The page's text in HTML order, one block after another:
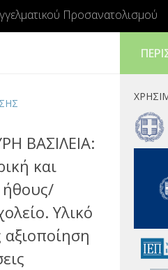
Προσανατολισμού
ΒΑΣΙΛΕΙΑ:
και
ήθους/
Υλικό